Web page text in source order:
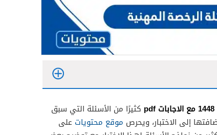
كثيرًا من الأسئلة التي سبق
إلى الاختبار، ويحرص موقع محتويات على